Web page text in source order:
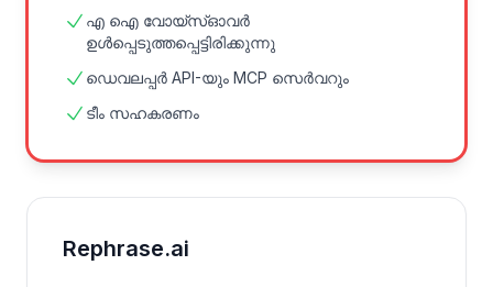
എ ഐ വോയ്സ്‌ഓവർ
ഉൾപ്പെടുത്തപ്പെട്ടിരിക്കുന്നു
ഡെവലപ്പർ API-യും MCP സെർവറും
ടീം സഹകരണം
Rephrase.ai